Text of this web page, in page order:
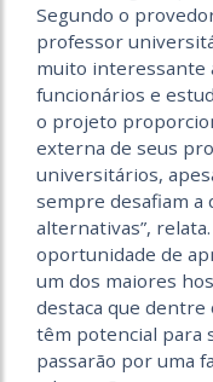
Segundo o
professor
muito interessante
funcionários e
o projeto
externa de seus
universitários,
sempre desafiam a
alternativas”,
oportunidade de
um dos maiores
destaca que
têm potencial para
passarão por uma